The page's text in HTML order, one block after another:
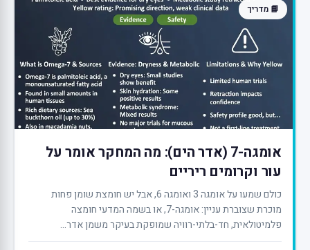
📘 מדריך
אומגה-7 (אדר הים): מה המחקר אומר על
עור וקרומים ריריים
כולם שמעו על אומגה 3 ואומגה 6, אבל יש חומצת שומן פחות
מוכרת שצוברת עניין: אומגה-7, או בשמה המדעי חומצה
פלמיטולאית, חד-בלתי-רוויה שמופקת בעיקר משמן אדר...